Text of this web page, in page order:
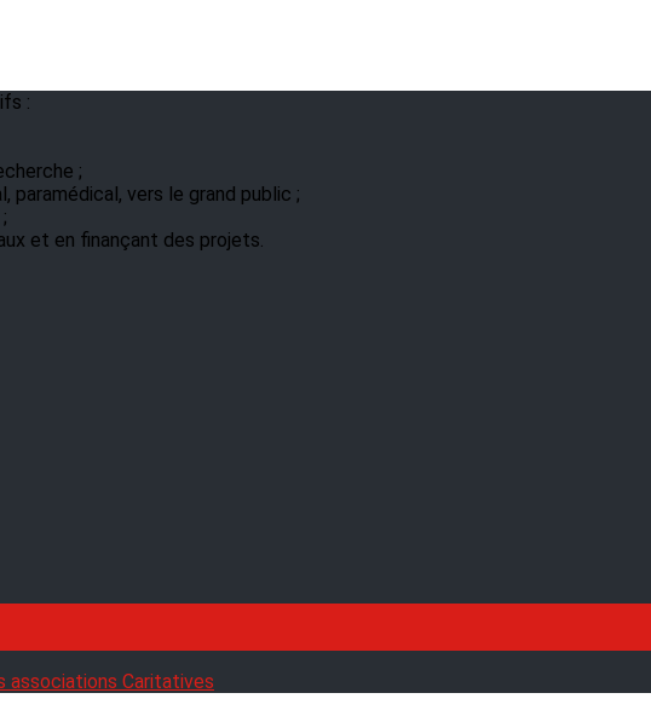
:
;
paramédical, vers le grand public ;
et en finançant des projets.
associations Caritatives